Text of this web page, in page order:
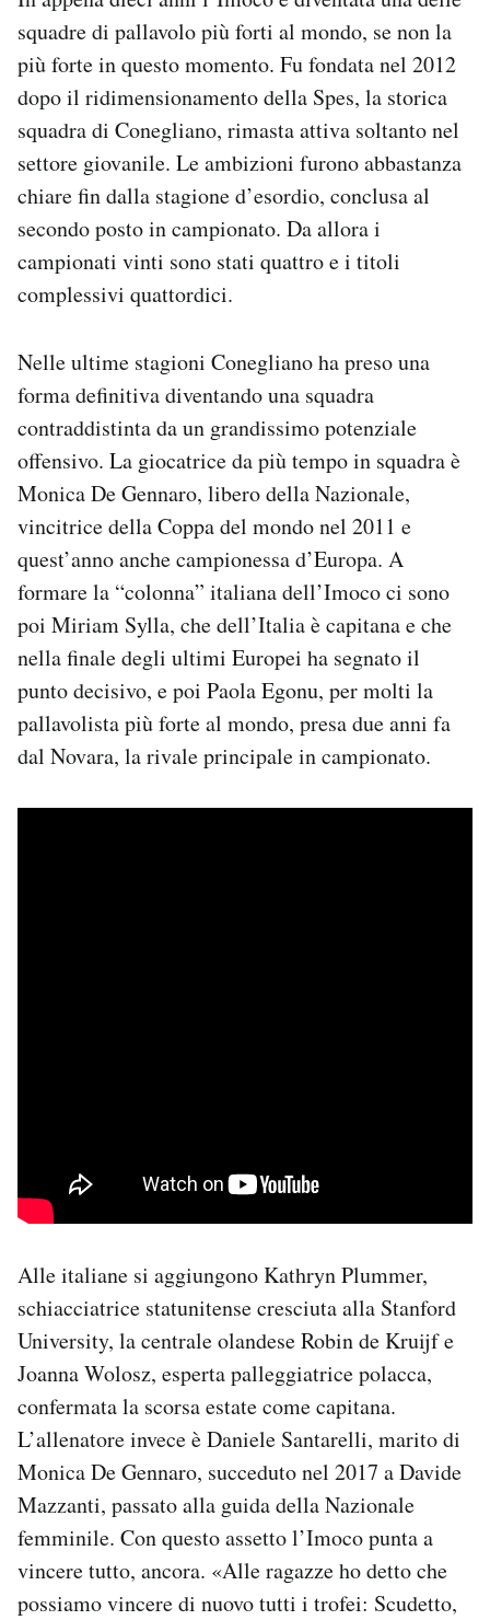
squadre di pallavolo più forti al mondo, se non la
più forte in questo momento. Fu fondata nel 2012
dopo il ridimensionamento della Spes, la storica
squadra di Conegliano, rimasta attiva soltanto nel
settore giovanile. Le ambizioni furono abbastanza
chiare fin dalla stagione d’esordio, conclusa al
secondo posto in campionato. Da allora i
campionati vinti sono stati quattro e i titoli
complessivi quattordici.
Nelle ultime stagioni Conegliano ha preso una
forma definitiva diventando una squadra
contraddistinta da un grandissimo potenziale
offensivo. La giocatrice da più tempo in squadra è
Monica De Gennaro, libero della Nazionale,
vincitrice della Coppa del mondo nel 2011 e
quest’anno anche campionessa d’Europa. A
formare la “colonna” italiana dell’Imoco ci sono
poi Miriam Sylla, che dell’Italia è capitana e che
nella finale degli ultimi Europei ha segnato il
punto decisivo, e poi Paola Egonu, per molti la
pallavolista più forte al mondo, presa due anni fa
dal Novara, la rivale principale in campionato.
Alle italiane si aggiungono Kathryn Plummer,
schiacciatrice statunitense cresciuta alla Stanford
University, la centrale olandese Robin de Kruijf e
Joanna Wolosz, esperta palleggiatrice polacca,
confermata la scorsa estate come capitana.
L’allenatore invece è Daniele Santarelli, marito di
Monica De Gennaro, succeduto nel 2017 a Davide
Mazzanti, passato alla guida della Nazionale
femminile. Con questo assetto l’Imoco punta a
vincere tutto, ancora. «Alle ragazze ho detto che
possiamo vincere di nuovo tutti i trofei: Scudetto,